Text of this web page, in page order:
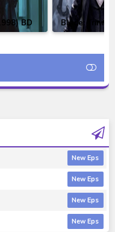
BD
Blade: Trinity
BD Subtitle